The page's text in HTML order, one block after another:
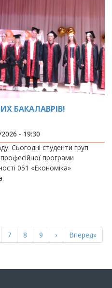
БАКАЛАВРІВ!
- 19:30
Сьогодні студенти груп
програми
051 «Економіка»
Page
7 Page
8 Page
9
Наступна
сторінка
›
Остання
сторінка
Вперед»